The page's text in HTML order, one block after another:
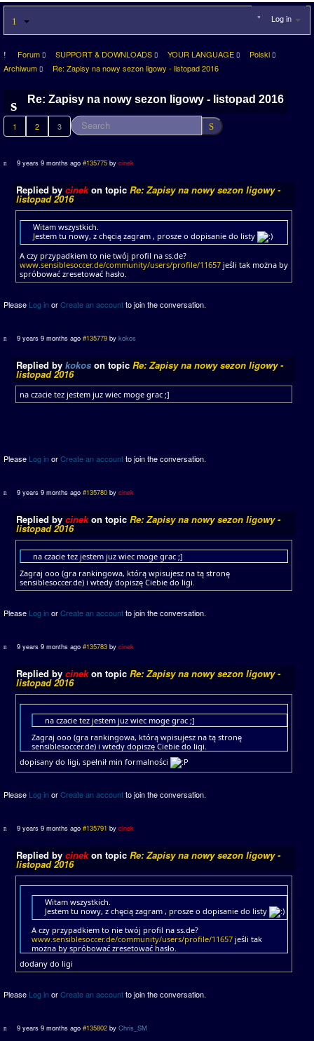
Log in
Forum SUPPORT & DOWNLOADS YOUR LANGUAGE
Polski
Archiwum
Re: Zapisy na nowy sezon ligowy - listopad 2016
Re: Zapisy na nowy sezon ligowy - listopad 2016
1 2 3
9 years 9 months ago #135775 bycinek
Replied by cinekon topic Re: Zapisy na nowy sezon ligowy -
listopad 2016
Witam wszystkich.
Jestem tu nowy, z chęcią zagram , prosze o dopisanie do listy
A czy przypadkiem to nie twój profil na ss.de?
www.sensiblesoccer.de/community/users/profile/11657 jeśli tak można by
spróbować zresetować hasło.
Please Log inorCreate an accountto join the conversation.
9 years 9 months ago #135779 bykokos
Replied by kokos on topic Re: Zapisy na nowy sezon ligowy -
listopad 2016
na czacie tez jestem juz wiec moge grac ;]
Please Log inorCreate an accountto join the conversation.
9 years 9 months ago #135780 bycinek
Replied by cinekon topic Re: Zapisy na nowy sezon ligowy -
listopad 2016
na czacie tez jestem juz wiec moge grac ;]
Zagraj ooo (gra rankingowa, którą wpisujesz na tą stronę
sensiblesoccer.de) i wtedy dopiszę Ciebie do ligi.
Please Log inorCreate an accountto join the conversation.
9 years 9 months ago #135783 bycinek
Replied by cinekon topic Re: Zapisy na nowy sezon ligowy -
listopad 2016
na czacie tez jestem juz wiec moge grac ;]
Zagraj ooo (gra rankingowa, którą wpisujesz na tą stronę
sensiblesoccer.de) i wtedy dopiszę Ciebie do ligi.
dopisany do ligi, spełnił min formalności
Please Log inorCreate an accountto join the conversation.
9 years 9 months ago #135791 bycinek
Replied by cinekon topic Re: Zapisy na nowy sezon ligowy -
listopad 2016
Witam wszystkich.
Jestem tu nowy, z chęcią zagram , prosze o dopisanie do listy
A czy przypadkiem to nie twój profil na ss.de?
www.sensiblesoccer.de/community/users/profile/11657 jeśli tak
można by spróbować zresetować hasło.
dodany do ligi
Please Log inorCreate an accountto join the conversation.
9 years 9 months ago #135802 byChris_SM